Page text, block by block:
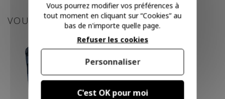
VOUS POURRIEZ AIMER
Vous pourrez modifier vos préférences à
tout moment en cliquant sur “Cookies” au
bas de n'importe quelle page.
C'est OK pour moi
Refuser les cookies
Personnaliser